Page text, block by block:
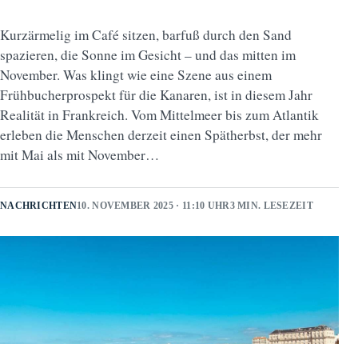
Kurzärmelig im Café sitzen, barfuß durch den Sand
spazieren, die Sonne im Gesicht – und das mitten im
November. Was klingt wie eine Szene aus einem
Frühbucherprospekt für die Kanaren, ist in diesem Jahr
Realität in Frankreich. Vom Mittelmeer bis zum Atlantik
erleben die Menschen derzeit einen Spätherbst, der mehr
mit Mai als mit November…
NACHRICHTEN10. NOVEMBER 2025 · 11:10 UHR3 MIN. LESEZEIT